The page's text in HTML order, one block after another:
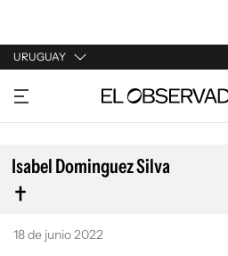
URUGUAY
URUGUAY
ARGENTINA
ESPAÑA
ESTADOS UNIDOS
Isabel Dominguez Silva
18 de junio 2022